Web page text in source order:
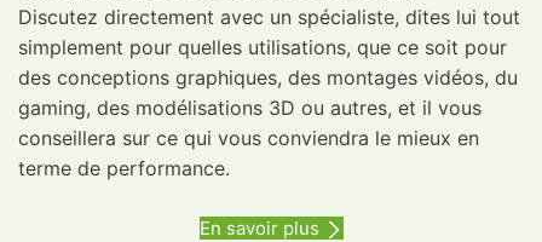
Discutez directement avec un spécialiste, dites lui tout
simplement pour quelles utilisations, que ce soit pour
des conceptions graphiques, des montages vidéos, du
gaming, des modélisations 3D ou autres, et il vous
conseillera sur ce qui vous conviendra le mieux en
terme de performance.
En savoir plus